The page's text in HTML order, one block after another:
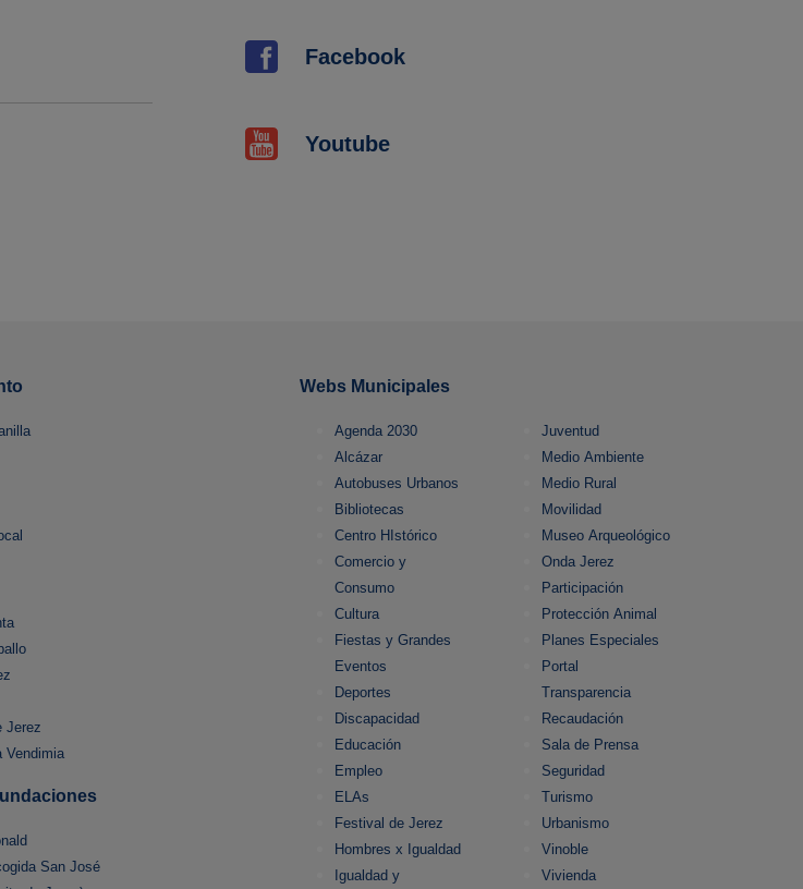
Facebook
Youtube
Jerez
Vendimia
San José
Webs Municipales
Agenda 2030
Alcázar
Autobuses Urbanos
Bibliotecas
Centro HIstórico
Comercio y
Consumo
Cultura
Fiestas y Grandes
Eventos
Deportes
Discapacidad
Educación
Empleo
ELAs
Festival de Jerez
Hombres x Igualdad
Igualdad y
Juventud
Medio Ambiente
Medio Rural
Movilidad
Museo Arqueológico
Onda Jerez
Participación
Protección Animal
Planes Especiales
Portal
Transparencia
Recaudación
Sala de Prensa
Seguridad
Turismo
Urbanismo
Vinoble
Vivienda